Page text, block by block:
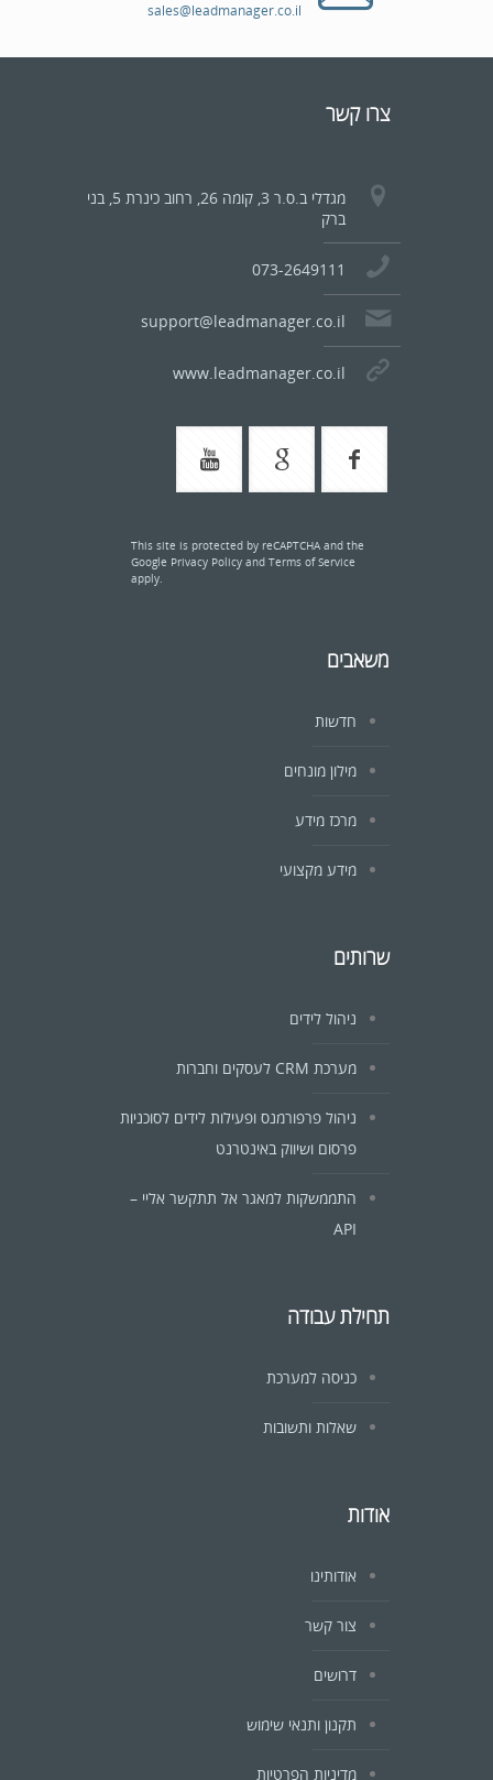
sales@leadmanager.co.il
צרו קשר
מגדלי ב.ס.ר 3, קומה 26, רחוב כינרת 5, בני
ברק
073-2649111
support@leadmanager.co.il
www.leadmanager.co.il
This site is protected by reCAPTCHA and the
Google Privacy Policy and Terms of Service
apply.
משאבים
חדשות
מילון מונחים
מרכז מידע
מידע מקצועי
שרותים
ניהול לידים
מערכת CRM לעסקים וחברות
ניהול פרפורמנס ופעילות לידים לסוכניות
פרסום ושיווק באינטרנט
התממשקות למאגר אל תתקשר אליי –
API
תחילת עבודה
כניסה למערכת
שאלות ותשובות
אודות
אודותינו
צור קשר
דרושים
תקנון ותנאי שימוש
מדיניות הפרטיות